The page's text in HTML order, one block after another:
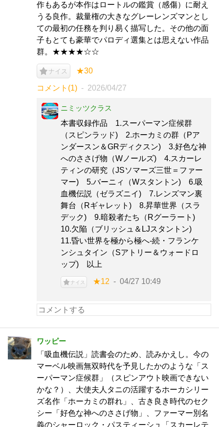
作もあるが本作はロートルの鑑賞（感傷）に耐え
うる良作。裁量権の大きなグレーレンズマンとし
ての最初の任務を判り易く描写した。その他の面
子もとても豪華でパロディ選集とは思えない作品
群。★★★★☆☆
ナイス ★30
コメント(1) 2026/04/27
ニミッツクラス
本書収録作品 1.スーパーマン症候群
（スピンラッド) 2.ホーカミの群（Pア
ンダースン＆GRディクスン) 3.好色な神
へのささげ物（Wノールズ) 4.スカーレ
ティンの研究（JSソマーズ三世＝ファー
マー) 5.バーニィ（Wスタントン) 6.吸
血機伝説（ゼラズニイ) 7.レンズマン裏
舞台（Rギャレット) 8.昇華世界（スラ
デック) 9.暗殺者たち（Rグーラート)
10.欠陥（ブリッシュ＆LJスタントン)
11.昏い世界を極から極へ-続・フランケ
ンシュタイン（Sアトリー＆ウォードロ
ップ) 以上
ナイス ★12 04/27 10:49
ワッピー
「吸血機伝説」読書会のため、読みかえし。今の
マーベル映画無双時代を予見したかのような「ス
ーパーマン症候群」（スピンアウト映画できない
かな？）、大使夫人タニの活躍するホーカシリー
ズ名作「ホーカミの群れ」、古き良き時代のセク
シー「好色な神へのささげ物」、ファーマー別名
義のシャーロック・パスティーシュ「スカーレテ